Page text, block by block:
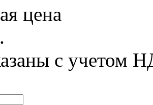
цена
с учетом